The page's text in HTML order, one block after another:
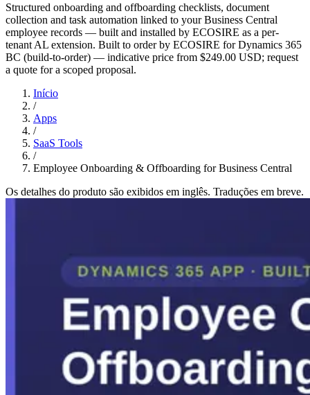
Structured onboarding and offboarding checklists, document
collection and task automation linked to your Business Central
employee records — built and installed by ECOSIRE as a per-
tenant AL extension. Built to order by ECOSIRE for Dynamics 365
BC (build-to-order) — indicative price from $249.00 USD; request
a quote for a scoped proposal.
Início
/
Apps
/
SaaS Tools
/
Employee Onboarding & Offboarding for Business Central
Os detalhes do produto são exibidos em inglês. Traduções em breve.